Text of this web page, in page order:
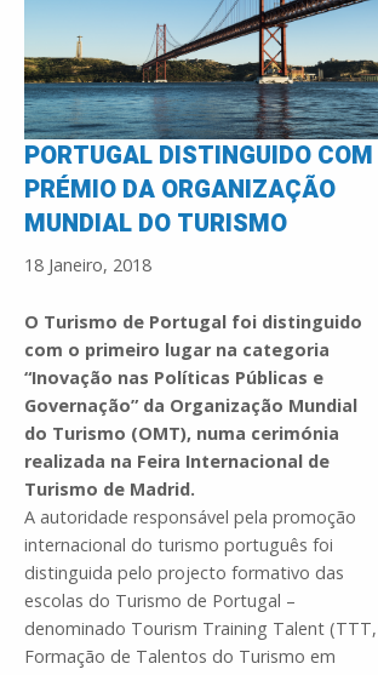
PORTUGAL DISTINGUIDO COM
PRÉMIO DA ORGANIZAÇÃO
MUNDIAL DO TURISMO
18 Janeiro, 2018
O Turismo de Portugal foi distinguido
com o primeiro lugar na categoria
“Inovação nas Políticas Públicas e
Governação” da Organização Mundial
do Turismo (OMT), numa cerimónia
realizada na Feira Internacional de
Turismo de Madrid.
A autoridade responsável pela promoção
internacional do turismo português foi
distinguida pelo projecto formativo das
escolas do Turismo de Portugal –
denominado Tourism Training Talent (TTT,
Formação de Talentos do Turismo em